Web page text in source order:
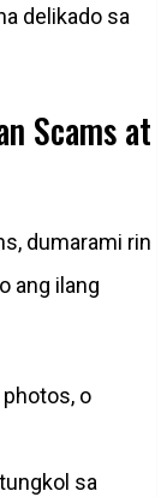
delikado sa
Scams at
dumarami rin
ang ilang
o
sa